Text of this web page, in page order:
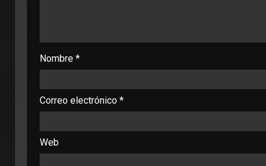
Nombre *
Correo electrónico *
Web